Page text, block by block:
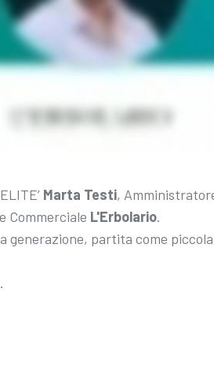
Marta Testi,
Commerciale L'Erbolario.
generazione, partita come
.